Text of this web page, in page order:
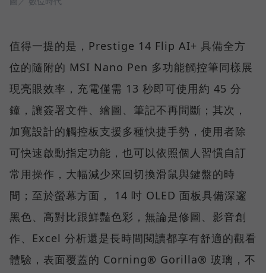
值得一提的是，Prestige 14 Flip AI+ 具備全方
位的隨附的 MSI Nano Pen 多功能觸控筆同樣展
現亮眼效率，充電僅需 13 秒即可使用約 45 分
鐘，讓簽署文件、繪圖、筆記不再間斷；其次，
加寬設計的觸控板支援多種快捷手勢，使用者除
可快速啟動指定功能，也可以依照個人習慣自訂
常用操作，大幅減少來回切換滑鼠與鍵盤的時
間；至於螢幕方面， 14 吋 OLED 面板具備深邃
黑色、高對比跟鮮豔色彩，無論是修圖、影音創
作、Excel 分析還是長時間閱讀都享有舒適的觀看
體驗，表面覆蓋的 Corning® Gorilla® 玻璃，不